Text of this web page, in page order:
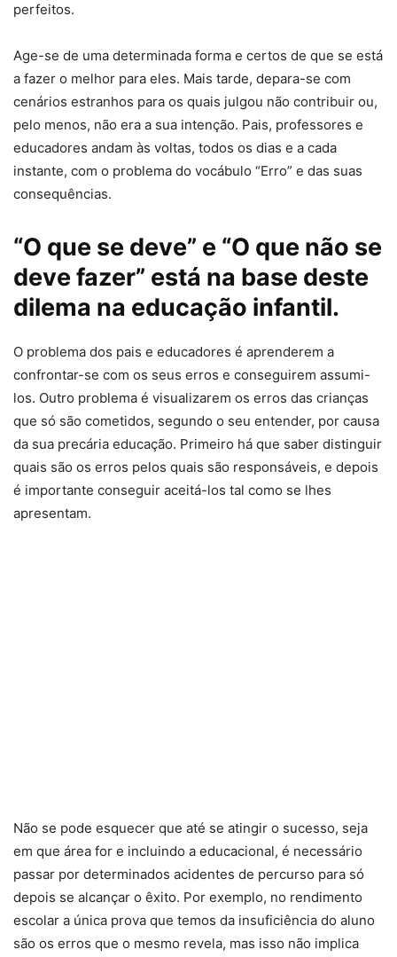
perfeitos.
Age-se de uma determinada forma e certos de que se está
a fazer o melhor para eles. Mais tarde, depara-se com
cenários estranhos para os quais julgou não contribuir ou,
pelo menos, não era a sua intenção. Pais, professores e
educadores andam às voltas, todos os dias e a cada
instante, com o problema do vocábulo “Erro” e das suas
consequências.
“O que se deve” e “O que não se
deve fazer” está na base deste
dilema na educação infantil.
O problema dos pais e educadores é aprenderem a
confrontar-se com os seus erros e conseguirem assumi-
los. Outro problema é visualizarem os erros das crianças
que só são cometidos, segundo o seu entender, por causa
da sua precária educação. Primeiro há que saber distinguir
quais são os erros pelos quais são responsáveis, e depois
é importante conseguir aceitá-los tal como se lhes
apresentam.
Não se pode esquecer que até se atingir o sucesso, seja
em que área for e incluindo a educacional, é necessário
passar por determinados acidentes de percurso para só
depois se alcançar o êxito. Por exemplo, no rendimento
escolar a única prova que temos da insuficiência do aluno
são os erros que o mesmo revela, mas isso não implica